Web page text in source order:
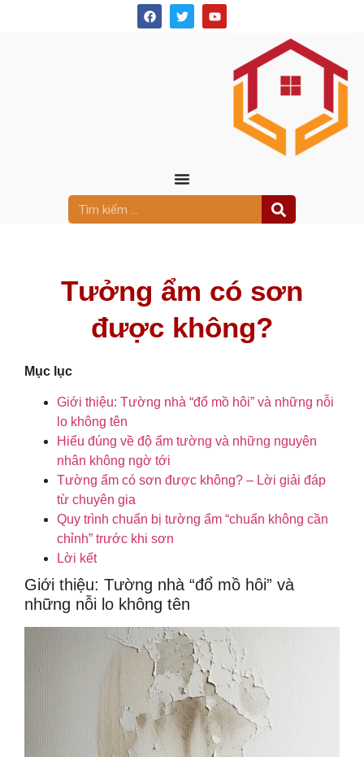
Tưởng ẩm có sơn
được không?
Mục lục
Giới thiệu: Tường nhà “đổ mồ hôi” và những nỗi
lo không tên
Hiểu đúng về độ ẩm tường và những nguyên
nhân không ngờ tới
Tường ẩm có sơn được không? – Lời giải đáp
từ chuyên gia
Quy trình chuẩn bị tường ẩm “chuẩn không cần
chỉnh” trước khi sơn
Lời kết
Giới thiệu: Tường nhà “đổ mồ hôi” và
những nỗi lo không tên